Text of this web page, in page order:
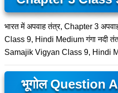
भारत में अपवाह तंत्र, Chapter 3
Class 9, Hindi Medium गंगा नदी
Samajik Vigyan Class 9, Hindi
भूगोल Question